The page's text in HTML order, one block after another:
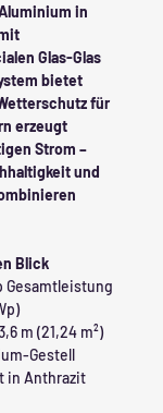
in
Glas-Glas
bietet
für
erzeugt
Strom –
und
Blick
Gesamtleistung
m (21,24 m²)
Gestell
in Anthrazit